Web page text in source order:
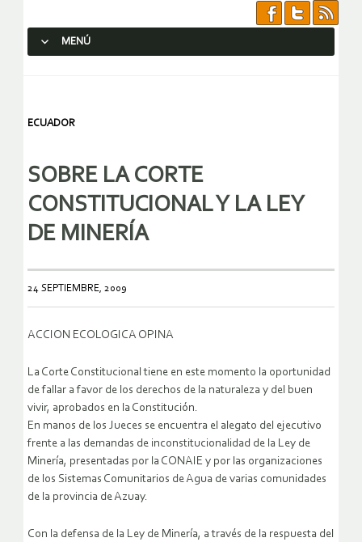
MENÚ
ECUADOR
SOBRE LA CORTE
CONSTITUCIONAL Y LA LEY
DE MINERÍA
24 SEPTIEMBRE, 2009
ACCION ECOLOGICA OPINA
La Corte Constitucional tiene en este momento la oportunidad
de fallar a favor de los derechos de la naturaleza y del buen
vivir, aprobados en la Constitución.
En manos de los Jueces se encuentra el alegato del ejecutivo
frente a las demandas de inconstitucionalidad de la Ley de
Minería, presentadas por la CONAIE y por las organizaciones
de los Sistemas Comunitarios de Agua de varias comunidades
de la provincia de Azuay.
Con la defensa de la Ley de Minería, a través de la respuesta del